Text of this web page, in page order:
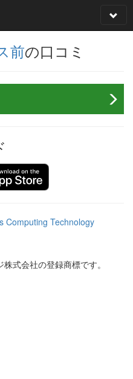
前の口コミ
Computing Technology
式会社の登録商標です。